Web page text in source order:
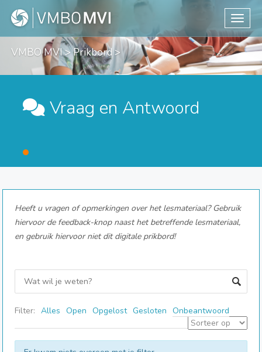
VMBO MVI>Prikbord>
Vraag en Antwoord
Heeft u vragen of opmerkingen over het lesmateriaal? Gebruik
hiervoor de feedback-knop naast het betreffende lesmateriaal,
en gebruik hiervoor niet dit digitale prikbord!
Filter: Alles Open Opgelost Gesloten Onbeantwoord